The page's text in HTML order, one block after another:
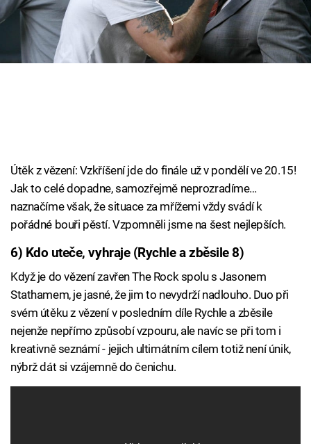
Cool Esport
Pořady
Sledujte nás
Útěk z vězení: Vzkříšení jde do finále už v pondělí ve 20.15!
Jak to celé dopadne, samozřejmě neprozradíme…
naznačíme však, že situace za mřížemi vždy svádí k
pořádné bouři pěstí. Vzpomněli jsme na šest nejlepších.
6) Kdo uteče, vyhraje (Rychle a zběsile 8)
Když je do vězení zavřen The Rock spolu s Jasonem
Stathamem, je jasné, že jim to nevydrží nadlouho. Duo při
svém útěku z vězení v posledním díle Rychle a zběsile
nejenže nepřímo způsobí vzpouru, ale navíc se při tom i
kreativně seznámí - jejich ultimátním cílem totiž není únik,
nýbrž dát si vzájemně do čenichu.